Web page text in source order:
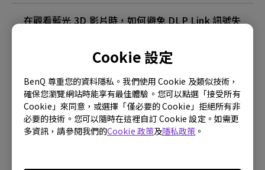
Cookie 設定
BenQ 尊重您的資料隱私。我們使用 Cookie 及類似技術，
確保您瀏覽網站時能享有最佳體驗。您可以點選「接受所有
Cookie」來同意，或選擇「僅必要的 Cookie」拒絕所有非
必要的技術。您可以隨時在這裡自訂 Cookie 設定。如需更
多資訊，請參閱我們的Cookie 政策及隱私政策 。
在觀看藍光 3D 影片時，如何避免 DLP Link 訊號失
我的 Android TV 上的應用程式有時會意外退出，
系統會崩潰到主畫面。我怎樣才能解決這個問題？
投影機是否通過 ARC/eARC 支持 Dolby TrueHD
7.1 格式？